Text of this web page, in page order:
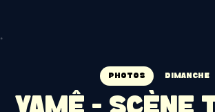
PHOTOS DIMANCHE